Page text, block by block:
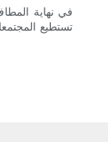
في نهاية
تستطيع